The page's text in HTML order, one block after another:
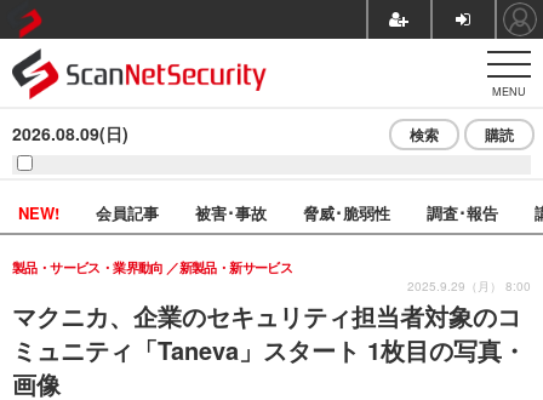
MENU
2026.08.09(日) 検索 購読
NEW! 会員記事 被害･事故 脅威･脆弱性 調査･報告
マクニカ、企業のセキュリティ担当者対象のコ
ミュニティ「Taneva」スタート 1枚目の写真・
画像
製品・サービス・業界動向 新製品・新サービス
2025.9.29（月） 8:00